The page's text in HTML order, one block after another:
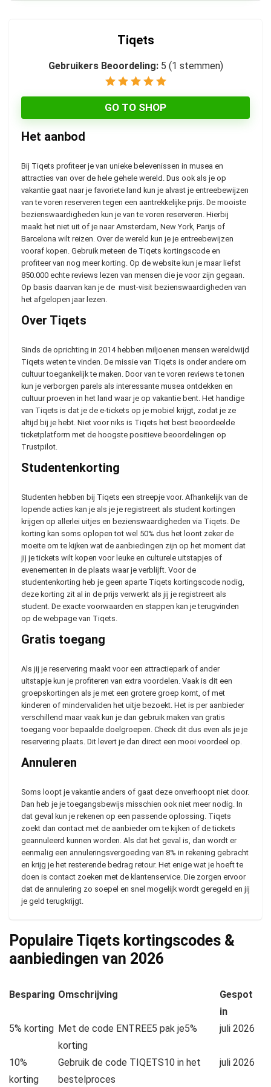
Tiqets
Gebruikers Beoordeling: 5 (1 stemmen)
GO TO SHOP
Het aanbod
Bij Tiqets profiteer je van unieke belevenissen in musea en
attracties van over de hele gehele wereld. Dus ook als je op
vakantie gaat naar je favoriete land kun je alvast je entreebewijzen
van te voren reserveren tegen een aantrekkelijke prijs. De mooiste
bezienswaardigheden kun je van te voren reserveren. Hierbij
maakt het niet uit of je naar Amsterdam, New York, Parijs of
Barcelona wilt reizen. Over de wereld kun je je entreebewijzen
vooraf kopen. Gebruik meteen de Tiqets kortingscode en
profiteer van nog meer korting. Op de website kun je maar liefst
850.000 echte reviews lezen van mensen die je voor zijn gegaan.
Op basis daarvan kan je de must-visit bezienswaardigheden van
het afgelopen jaar lezen.
Over Tiqets
Sinds de oprichting in 2014 hebben miljoenen mensen wereldwijd
Tiqets weten te vinden. De missie van Tiqets is onder andere om
cultuur toegankelijk te maken. Door van te voren reviews te tonen
kun je verborgen parels als interessante musea ontdekken en
cultuur proeven in het land waar je op vakantie bent. Het handige
van Tiqets is dat je de e-tickets op je mobiel krijgt, zodat je ze
altijd bij je hebt. Niet voor niks is Tiqets het best beoordeelde
ticketplatform met de hoogste positieve beoordelingen op
Trustpilot.
Studentenkorting
Studenten hebben bij Tiqets een streepje voor. Afhankelijk van de
lopende acties kan je als je je registreert als student kortingen
krijgen op allerlei uitjes en bezienswaardigheden via Tiqets. De
korting kan soms oplopen tot wel 50% dus het loont zeker de
moeite om te kijken wat de aanbiedingen zijn op het moment dat
jij je tickets wilt kopen voor leuke en culturele uitstapjes of
evenementen in de plaats waar je verblijft. Voor de
studentenkorting heb je geen aparte Tiqets kortingscode nodig,
deze korting zit al in de prijs verwerkt als jij je registreert als
student. De exacte voorwaarden en stappen kan je terugvinden
op de webpage van Tiqets.
Gratis toegang
Als jij je reservering maakt voor een attractiepark of ander
uitstapje kun je profiteren van extra voordelen. Vaak is dit een
groepskortingen als je met een grotere groep komt, of met
kinderen of mindervaliden het uitje bezoekt. Het is per aanbieder
verschillend maar vaak kun je dan gebruik maken van gratis
toegang voor bepaalde doelgroepen. Check dit dus even als je je
reservering plaats. Dit levert je dan direct een mooi voordeel op.
Annuleren
Soms loopt je vakantie anders of gaat deze onverhoopt niet door.
Dan heb je je toegangsbewijs misschien ook niet meer nodig. In
dat geval kun je rekenen op een passende oplossing. Tiqets
zoekt dan contact met de aanbieder om te kijken of de tickets
geannuleerd kunnen worden. Als dat het geval is, dan wordt er
eenmalig een annuleringsvergoeding van 8% in rekening gebracht
en krijg je het resterende bedrag retour. Het enige wat je hoeft te
doen is contact zoeken met de klantenservice. Die zorgen ervoor
dat de annulering zo soepel en snel mogelijk wordt geregeld en jij
je geld terugkrijgt.
Populaire Tiqets kortingscodes &
aanbiedingen van 2026
Besparing Omschrijving
Gespot
in
5% korting Met de code ENTREE5 pak je5%
korting
juli 2026
10%
korting
Gebruik de code TIQETS10 in het
bestelproces
juli 2026